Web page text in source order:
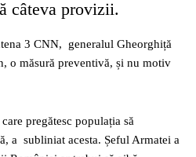
câteva provizii.
3 CNN, generalul Gheorghiță
o măsură preventivă, și nu motiv
pregătesc populația să
a subliniat acesta. Șeful Armatei a